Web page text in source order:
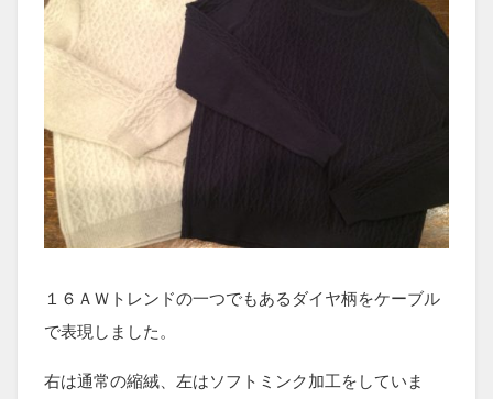
１６ＡＷトレンドの一つでもあるダイヤ柄をケーブル
で表現しました。
右は通常の縮絨、左はソフトミンク加工をしていま